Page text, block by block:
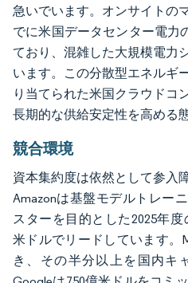
急いでいます。オンサイトの
でに米国データセンター電力
ており、混雑した大規模電力
います。この分散型エネルギ
り当てられた米国クラウドコ
長期的な供給安定性を高める
競合環境
資本集約度は依然として参入
Amazonは基盤モデルトレー
スターを目的とした2025年
米ドルでリードしています。
き、その半分以上を国内キ